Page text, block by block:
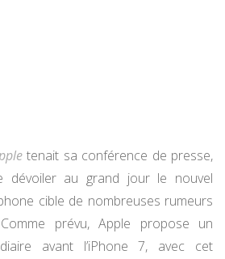
tenait sa conférence de presse,
dévoiler au grand jour le nouvel
cible de nombreuses rumeurs
prévu, Apple propose un
avant l’iPhone 7, avec cet